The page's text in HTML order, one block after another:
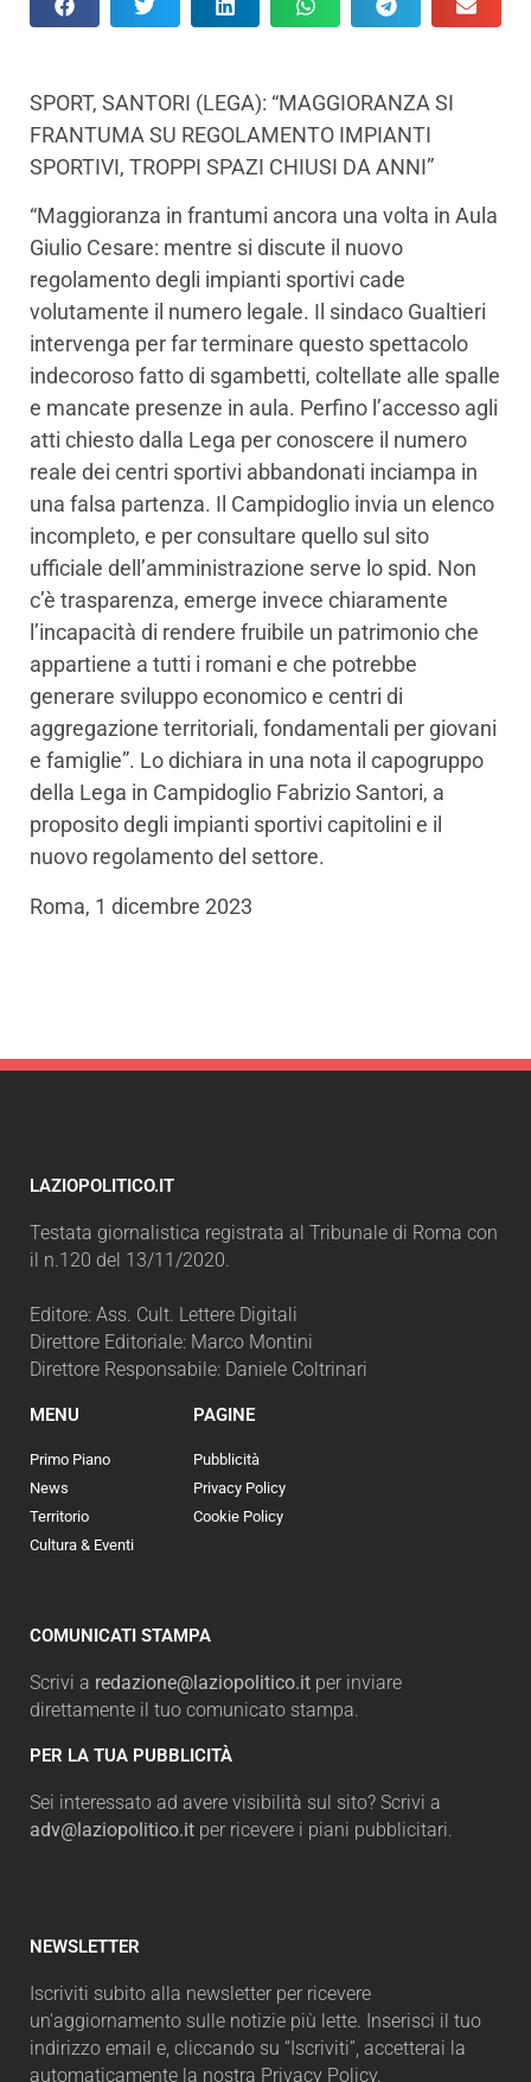
SPORT, SANTORI (LEGA): “MAGGIORANZA SI
FRANTUMA SU REGOLAMENTO IMPIANTI
SPORTIVI, TROPPI SPAZI CHIUSI DA ANNI”
“Maggioranza in frantumi ancora una volta in Aula
Giulio Cesare: mentre si discute il nuovo
regolamento degli impianti sportivi cade
volutamente il numero legale. Il sindaco Gualtieri
intervenga per far terminare questo spettacolo
indecoroso fatto di sgambetti, coltellate alle spalle
e mancate presenze in aula. Perfino l’accesso agli
atti chiesto dalla Lega per conoscere il numero
reale dei centri sportivi abbandonati inciampa in
una falsa partenza. Il Campidoglio invia un elenco
incompleto, e per consultare quello sul sito
ufficiale dell’amministrazione serve lo spid. Non
c’è trasparenza, emerge invece chiaramente
l’incapacità di rendere fruibile un patrimonio che
appartiene a tutti i romani e che potrebbe
generare sviluppo economico e centri di
aggregazione territoriali, fondamentali per giovani
e famiglie”. Lo dichiara in una nota il capogruppo
della Lega in Campidoglio Fabrizio Santori, a
proposito degli impianti sportivi capitolini e il
nuovo regolamento del settore.
Roma, 1 dicembre 2023
LAZIOPOLITICO.IT
Testata giornalistica registrata al Tribunale di Roma con
il n.120 del 13/11/2020.
Editore: Ass. Cult. Lettere Digitali
Direttore Editoriale: Marco Montini
Direttore Responsabile: Daniele Coltrinari
MENU
Primo Piano
News
Territorio
Cultura & Eventi
PAGINE
Pubblicità
Privacy Policy
Cookie Policy
COMUNICATI STAMPA
Scrivi a redazione@laziopolitico.it per inviare
direttamente il tuo comunicato stampa.
PER LA TUA PUBBLICITÀ
Sei interessato ad avere visibilità sul sito? Scrivi a
adv@laziopolitico.it per ricevere i piani pubblicitari.
NEWSLETTER
Iscriviti subito alla newsletter per ricevere
un'aggiornamento sulle notizie più lette. Inserisci il tuo
indirizzo email e, cliccando su “Iscriviti”, accetterai la
automaticamente la nostra Privacy Policy.